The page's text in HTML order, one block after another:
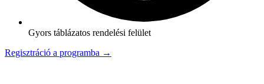
Gyors táblázatos rendelési felület
Regisztráció a programba →